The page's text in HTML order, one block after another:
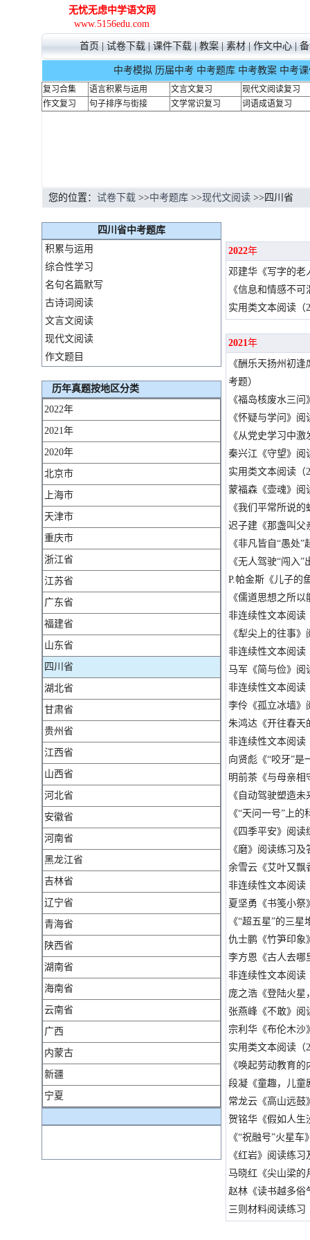
无忧无虑中学语文网
www.5156edu.com
首页 试卷下载 课件下载 教案 素材 作文中心
中考模拟 历届中考 中考题库 中考教案 中考
复习合集 语言积累与运用 文言文复习
现代文阅读复习
作文复习
句子排序与街接 文学常识复习 词语成语复习
您的位置： 试卷下载 >>中考题库 >>现代文阅读 >>四川省
四川省中考题库
积累与运用
综合性学习
名句名篇默写
古诗词阅读
文言文阅读
现代文阅读
作文题目
历年真题按地区分类
2022年
2021年
2020年
北京市
上海市
天津市
重庆市
浙江省
江苏省
广东省
福建省
山东省
四川省
湖北省
甘肃省
贵州省
江西省
山西省
河北省
安徽省
河南省
黑龙江省
吉林省
辽宁省
青海省
陕西省
湖南省
海南省
云南省
广西
内蒙古
新疆
宁夏
2022年
邓建华《写字的老
《信息和情感不
实用类文本阅读（
2021年
《酬乐天扬州初
考题）
《福岛核废水三
《怀疑与学问》
《从党史学习中
秦兴江《守望》阅
实用类文本阅读（
蒙福森《壶魂》阅
《我们平常所说
迟子建《那盏叫父
《非凡皆自“愚处
《无人驾驶“闯入
P.帕金斯《儿子的
《儒道思想之所
非连续性文本阅读
《犁尖上的往事
非连续性文本阅读
马军《简与俭》阅
非连续性文本阅读
李伶《孤立冰墙》
朱鸿达《开往春天
非连续性文本阅读
向贤彪《“咬牙”是
明前茶《与母亲相
《自动驾驶塑造
《“天问一号”上
《四季平安》阅
《磨》阅读练习
余雪云《艾叶又飘
非连续性文本阅读
夏坚勇《书笺小祭
《“超五星”的三
仇士鹏《竹笋印象
李方恩《古人去哪
非连续性文本阅读
庞之浩《登陆火星
张燕峰《不敢》阅
宗利华《布伦木沙
实用类文本阅读（
《唤起劳动教育
段凝《童趣，儿童
常龙云《高山远鼓
贺铭华《假如人生
《“祝融号”火星
《红岩》阅读练
马晓红《尖山梁的
赵林《读书越多俗
三则材料阅读练习